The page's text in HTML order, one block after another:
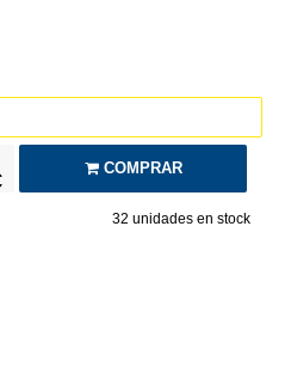
COMPRAR
32 unidades en stock